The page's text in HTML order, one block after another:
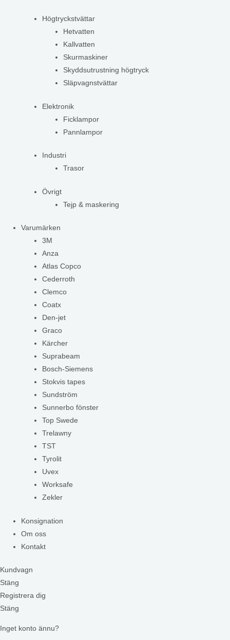
Högtryckstvättar
Hetvatten
Kallvatten
Skurmaskiner
Skyddsutrustning högtryck
Släpvagnstvättar
Elektronik
Ficklampor
Pannlampor
Industri
Trasor
Övrigt
Tejp & maskering
Varumärken
3M
Anza
Atlas Copco
Cederroth
Clemco
Coatx
Den-jet
Graco
Kärcher
Suprabeam
Bosch-Siemens
Stokvis tapes
Sundström
Sunnerbo fönster
Top Swede
Trelawny
TST
Tyrolit
Uvex
Worksafe
Zekler
Konsignation
Om oss
Kontakt
Kundvagn
Stäng
Registrera dig
Stäng
Inget konto ännu?